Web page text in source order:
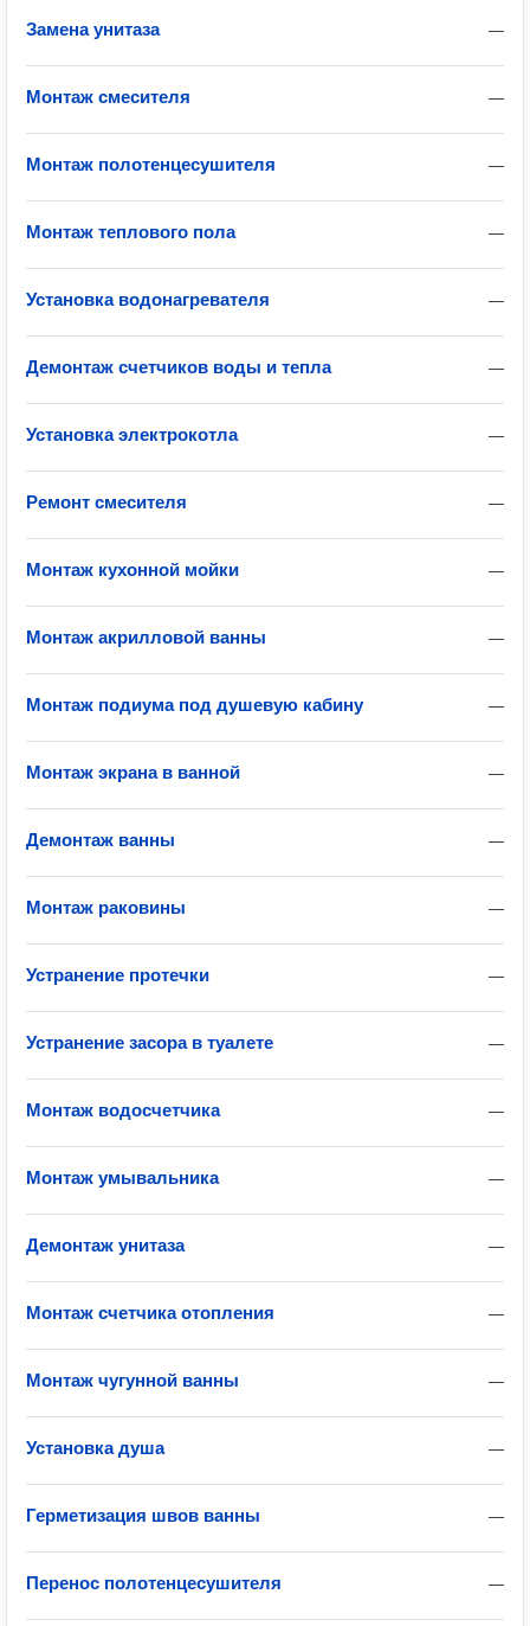
—
Замена унитаза
—
Монтаж смесителя
—
Монтаж полотенцесушителя
—
Монтаж теплового пола
—
Установка водонагревателя
—
Демонтаж счетчиков воды и тепла
—
Установка электрокотла
—
Ремонт смесителя
—
Монтаж кухонной мойки
—
Монтаж акрилловой ванны
—
Монтаж подиума под душевую кабину
—
Монтаж экрана в ванной
—
Демонтаж ванны
—
Монтаж раковины
—
Устранение протечки
—
Устранение засора в туалете
—
Монтаж водосчетчика
—
Монтаж умывальника
—
Демонтаж унитаза
—
Монтаж счетчика отопления
—
Монтаж чугунной ванны
—
Установка душа
—
Герметизация швов ванны
—
Перенос полотенцесушителя